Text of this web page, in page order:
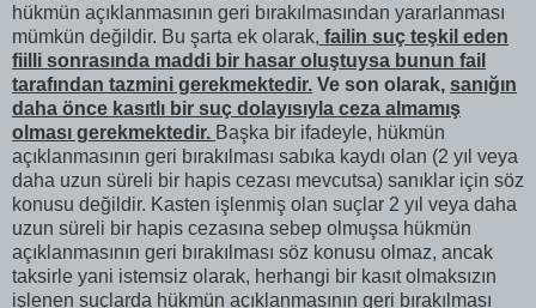
hükmün açıklanmasının geri bırakılmasından yararlanması
mümkün değildir. Bu şarta ek olarak, failin suç teşkil eden
fiilli sonrasında maddi bir hasar oluştuysa bunun fail
tarafından tazmini gerekmektedir. Ve son olarak, sanığın
daha önce kasıtlı bir suç dolayısıyla ceza almamış
olması gerekmektedir. Başka bir ifadeyle, hükmün
açıklanmasının geri bırakılması sabıka kaydı olan (2 yıl veya
daha uzun süreli bir hapis cezası mevcutsa) sanıklar için söz
konusu değildir. Kasten işlenmiş olan suçlar 2 yıl veya daha
uzun süreli bir hapis cezasına sebep olmuşsa hükmün
açıklanmasının geri bırakılması söz konusu olmaz, ancak
taksirle yani istemsiz olarak, herhangi bir kasıt olmaksızın
işlenen suçlarda hükmün açıklanmasının geri bırakılması